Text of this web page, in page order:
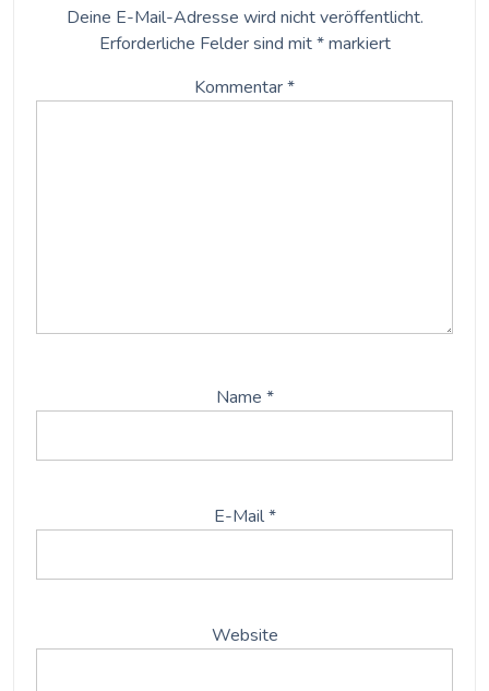
Deine E-Mail-Adresse wird nicht veröffentlicht.
Erforderliche Felder sind mit*markiert
Kommentar*
Name *
E-Mail*
Website